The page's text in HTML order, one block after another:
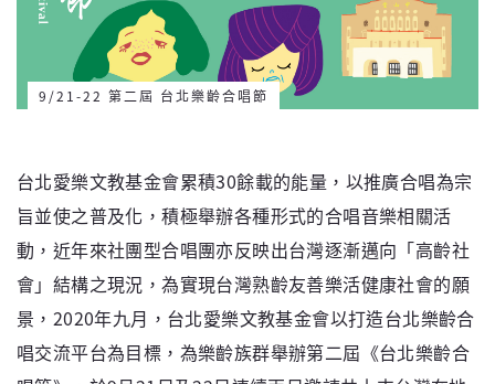
9/21-22 第二屆 台北樂齡合唱節
台北愛樂文教基金會累積30餘載的能量，以推廣合唱為宗
旨並使之普及化，積極舉辦各種形式的合唱音樂相關活
動，近年來社團型合唱團亦反映出台灣逐漸邁向「高齡社
會」結構之現況，為實現台灣熟齡友善樂活健康社會的願
景，2020年九月，台北愛樂文教基金會以打造台北樂齡合
唱交流平台為目標，為樂齡族群舉辦第二屆《台北樂齡合